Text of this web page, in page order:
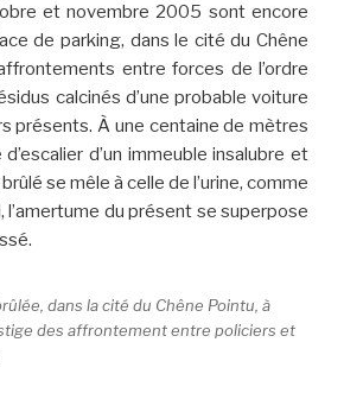
et novembre 2005 sont encore
de parking, dans le cité du Chêne
entre forces de l’ordre
calcinés d’une probable voiture
présents. À une centaine de mètres
d’un immeuble insalubre et
se mêle à celle de l’urine, comme
l’amertume du présent se superpose
dans la cité du Chêne Pointu, à
des affrontement entre policiers et